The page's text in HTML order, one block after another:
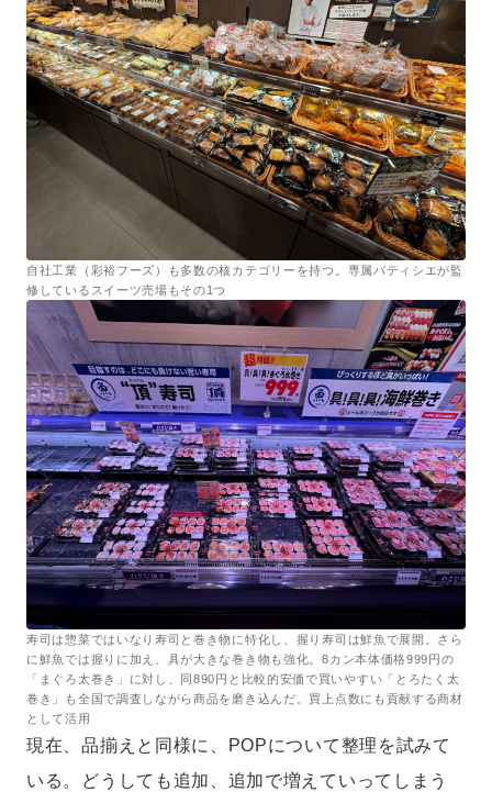
自社工業（彩裕フーズ）も多数の核カテゴリーを持つ。専属パティシエが監
修しているスイーツ売場もその1つ
寿司は惣菜ではいなり寿司と巻き物に特化し、握り寿司は鮮魚で展開。さら
に鮮魚では握りに加え、具が大きな巻き物も強化。8カン本体価格999円の
「まぐろ太巻き」に対し、同890円と比較的安価で買いやすい「とろたく太
巻き」も全国で調査しながら商品を磨き込んだ。買上点数にも貢献する商材
として活用
現在、品揃えと同様に、POPについて整理を試みて
いる。どうしても追加、追加で増えていってしまう